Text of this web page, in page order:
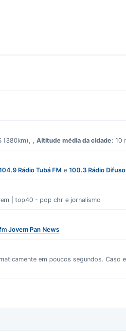
(380km), ,Altitude média da cidade: 10
Rádio Tubá FM e100.3 Rádio
| top40 - pop chr e jornalismo
Jovem Pan News
em poucos segundos. Caso